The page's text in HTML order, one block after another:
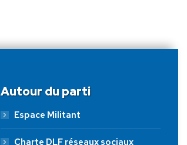
Autour du parti
Espace Militant
Charte DLF réseaux sociaux